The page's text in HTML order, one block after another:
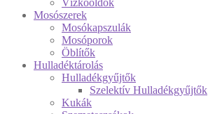
Mosószerek
Mosókapszulák
Mosóporok
Öblítők
Hulladéktárolás
Hulladékgyűjtők
Szelektív Hulladékgyűjtők
Kukák